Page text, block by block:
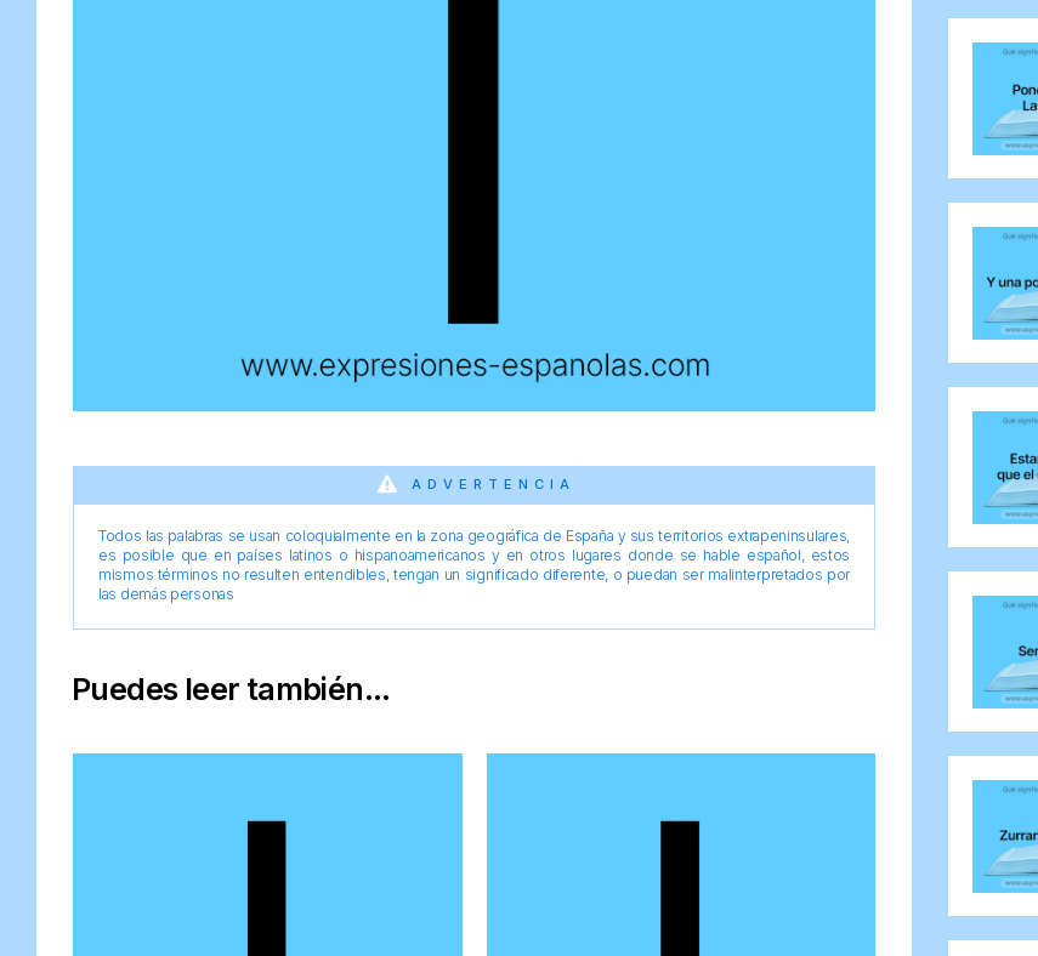
ADVERTENCIA
Todos las palabras se usan coloquialmente en la zona geográfica de España y sus territorios extrapeninsulares,
es posible que en países latinos o hispanoamericanos y en otros lugares donde se hable español, estos
mismos términos no resulten entendibles, tengan un significado diferente, o puedan ser malinterpretados por
las demás personas
Puedes leer también...